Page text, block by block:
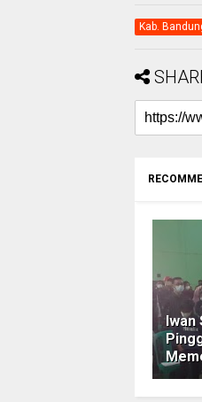
Kab.
Iwan